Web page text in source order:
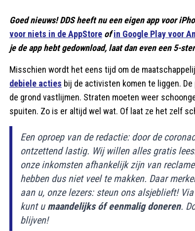
Goed nieuws! DDS heeft nu een eigen app voor
voor niets in de AppStore ofin Google Play voor
je de app hebt gedownload, laat dan even een 5-
Misschien wordt het eens tijd om de
debiele acties bij de activisten komen te liggen.
de grond vastlijmen. Straten moeten weer
spuiten. Zo is er altijd wel wat. Of laat ze het zelf
Een oproep van de redactie: door de
ontzettend lastig. Wij willen alles gratis
onze inkomsten afhankelijk zijn van
hebben dus niet veel te makken. Daar
aan u, onze lezers: steun ons alsjeblieft!
kunt u maandelijks óf eenmalig doneren.
blijven!